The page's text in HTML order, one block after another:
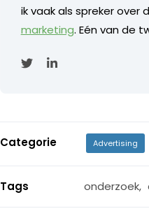
ik vaak als spreker
marketing. Eén van de
Categorie Advertising
Tags onderzoek,